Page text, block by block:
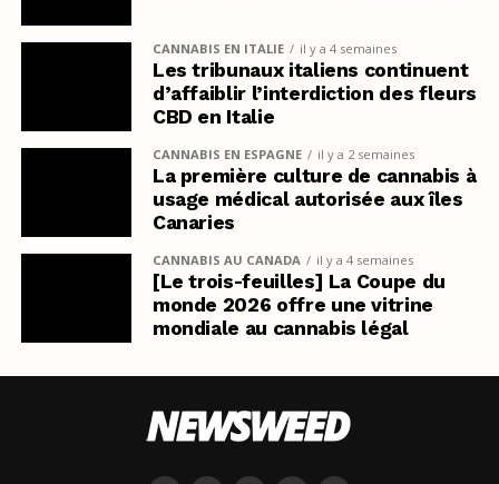
CANNABIS EN ITALIE il y a 4 semaines
Les tribunaux italiens continuent
d’affaiblir l’interdiction des fleurs
CBD en Italie
CANNABIS EN ESPAGNE il y a 2 semaines
La première culture de cannabis à
usage médical autorisée aux îles
Canaries
CANNABIS AU CANADA il y a 4 semaines
[Le trois-feuilles] La Coupe du
monde 2026 offre une vitrine
mondiale au cannabis légal